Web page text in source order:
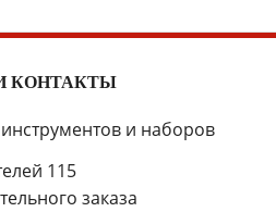
КОНТАКТЫ
и наборов
115
заказа